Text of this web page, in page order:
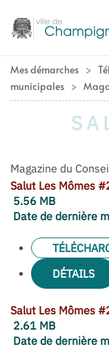
Accéder au
Mes démarches
municipales
Magazine du
Salut Les Mômes
5.56 MB
Date de dernière
DÉTAILS
Salut Les Mômes
2.61 MB
Date de dernière